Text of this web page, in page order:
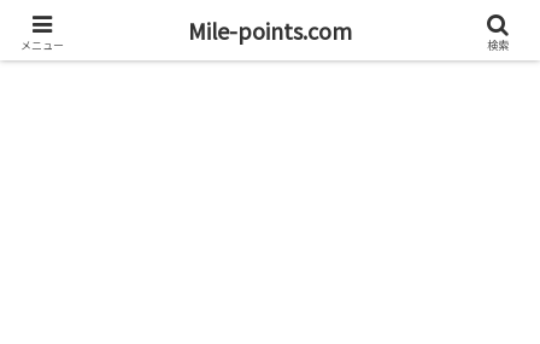
資産1億円を目指すブログと旅
メニュー Mile-points.com 検索